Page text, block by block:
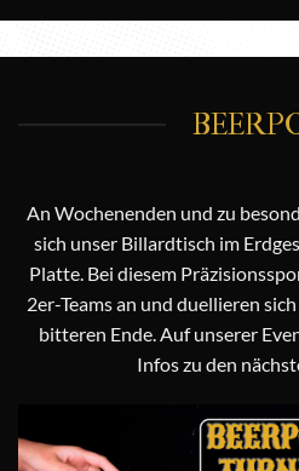
An Wochenenden und zu
sich unser Billardtisch im
Platte. Bei diesem
2er-Teams an und duellieren
bitteren Ende. Auf unserer
Infos zu den